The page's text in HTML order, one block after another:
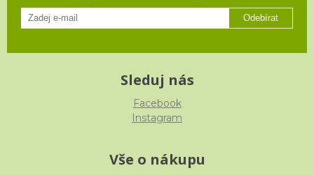
Odebírat
Sleduj nás
Facebook
Instagram
Vše o nákupu